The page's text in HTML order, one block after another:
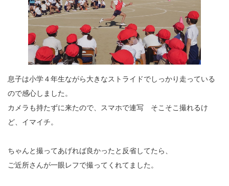
息子は小学４年生ながら大きなストライドでしっかり走っている
ので感心しました。
カメラも持たずに来たので、スマホで連写 そこそこ撮れるけ
ど、イマイチ。
ちゃんと撮ってあげれば良かったと反省してたら、
ご近所さんが一眼レフで撮ってくれてました。